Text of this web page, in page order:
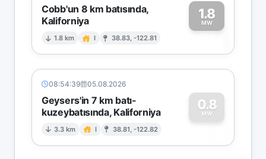
Cobb'un 8 km batısında,
Kaliforniya
1.8 km I 38.83, -122.81
1.8
MW1
08:54:39 05.08.2026
Geysers'in 7 km batı-
kuzeybatısında, Kaliforniya
3.3 km I 38.81, -122.82
0.8
MW
0